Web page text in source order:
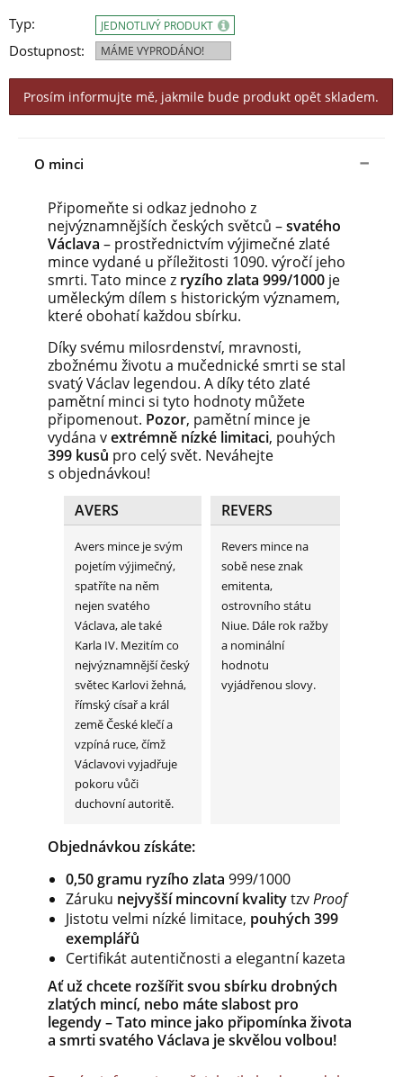
Typ:
Dostupnost:
JEDNOTLIVÝ PRODUKT
MÁME VYPRODÁNO!
Prosím informujte mě, jakmile bude produkt opět skladem.
O minci
Připomeňte si odkaz jednoho z
nejvýznamnějších českých světců –svatého
Václava – prostřednictvím výjimečné zlaté
mince vydané u příležitosti 1090. výročí jeho
smrti. Tato mince z ryzího zlata 999/1000 je
uměleckým dílem s historickým významem,
které obohatí každou sbírku.
Díky svému milosrdenství, mravnosti,
zbožnému životu a mučednické smrti se stal
svatý Václav legendou. A díky této zlaté
pamětní minci si tyto hodnoty můžete
připomenout. Pozor, pamětní mince je
vydána vextrémně nízké limitaci, pouhých
399 kusů pro celý svět. Neváhejte
s objednávkou!
AVERS
REVERS
Avers mince je svým
pojetím výjimečný,
spatříte na něm
nejen svatého
Václava, ale také
Karla IV. Mezitím co
nejvýznamnější český
světec Karlovi žehná,
římský císař a král
země České klečí a
vzpíná ruce, čímž
Václavovi vyjadřuje
pokoru vůči
duchovní autoritě.
Revers mince na
sobě nese znak
emitenta,
ostrovního státu
Niue. Dále rok ražby
a nominální
hodnotu
vyjádřenou slovy.
Objednávkou získáte:
0,50 gramu ryzího zlata 999/1000
Záruku nejvyšší mincovní kvalitytzvProof
Jistotu velmi nízké limitace, pouhých 399
exemplářů
Certifikát autentičnosti a elegantní kazeta
Ať už chcete rozšířit svou sbírku drobných
zlatých mincí, nebo máte slabost pro
legendy – Tato mince jako připomínka života
a smrti svatého Václava je skvělou volbou!